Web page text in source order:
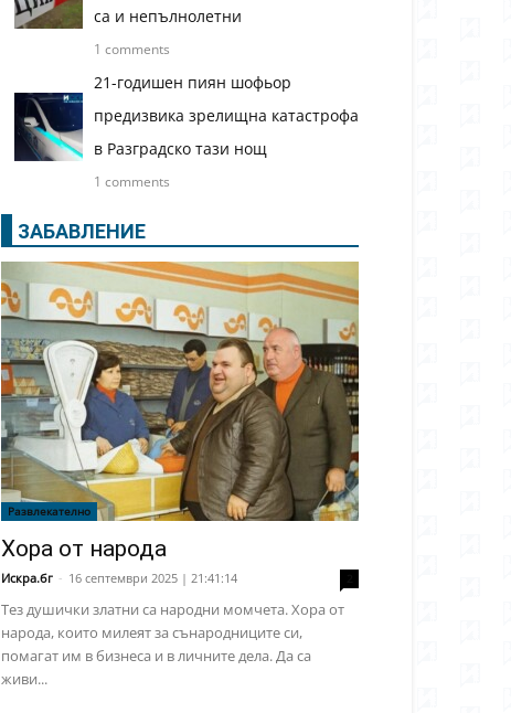
са и непълнолетни
1 comments
21-годишен пиян шофьор
предизвика зрелищна катастрофа
в Разградско тази нощ
1 comments
ЗАБАВЛЕНИЕ
Развлекателно
Хора от народа
Искра.бг - 16 септември 2025 | 21:41:14
Тез душички златни са народни момчета. Хора от
народа, които милеят за сънародниците си,
помагат им в бизнеса и в личните дела. Да са
живи...